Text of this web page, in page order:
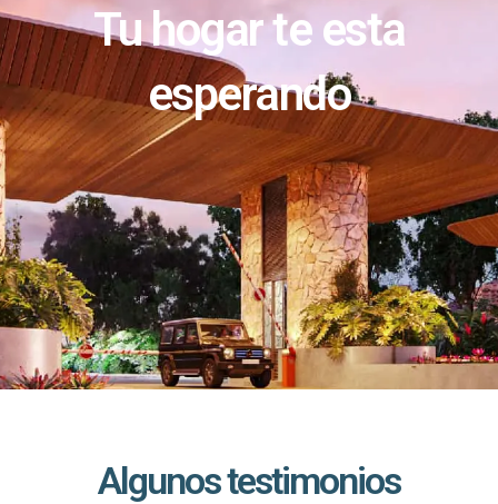
Tu hogar te esta
esperando
Algunos testimonios